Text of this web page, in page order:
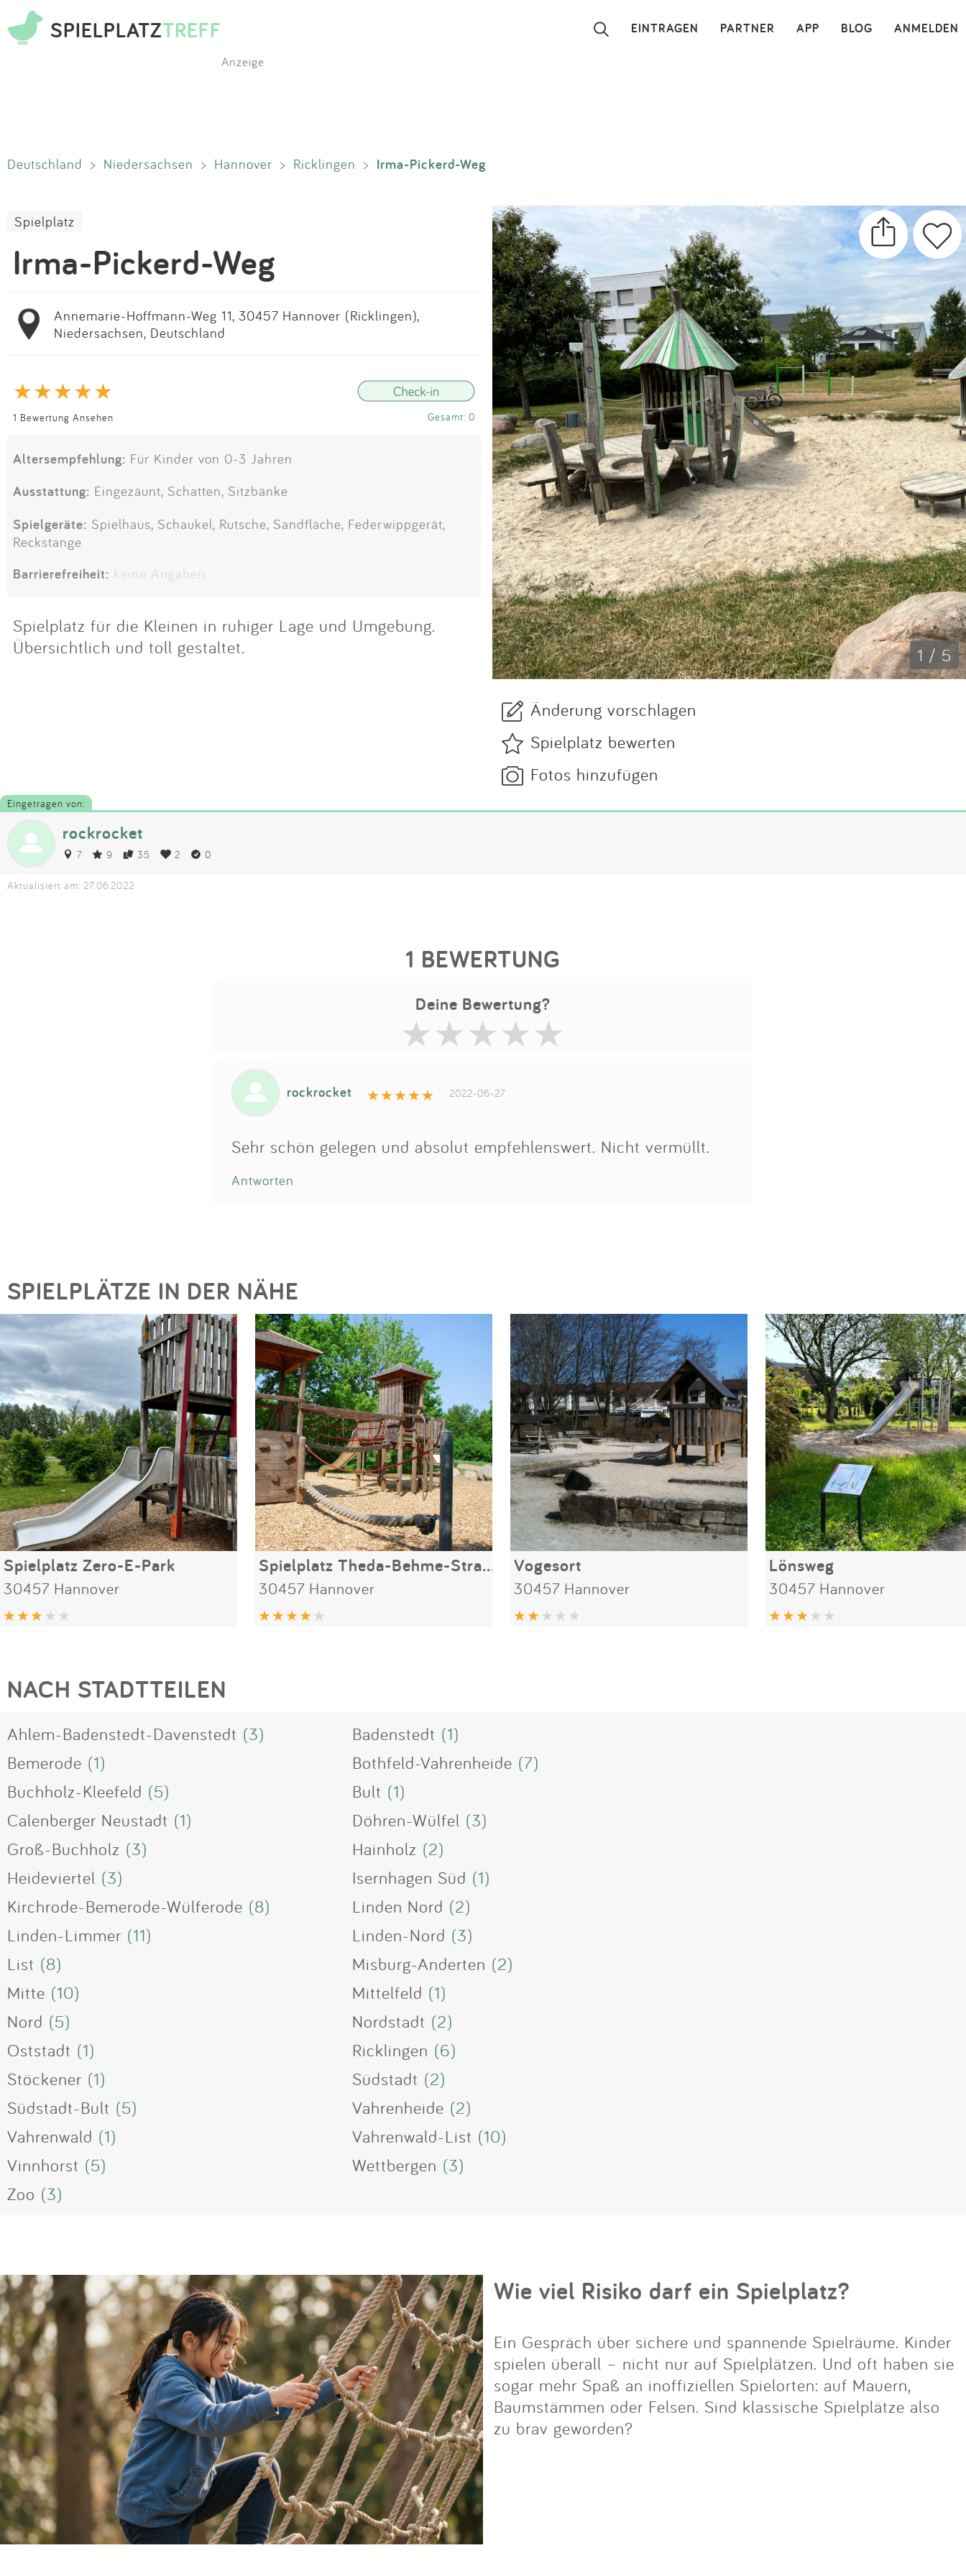
SPIELPLATZTREFF ANMELDEN
BLOG
APP
PARTNER
EINTRAGEN ×
App
Blog
Partner
Kontakt
Impressum
Anmelden
Anzeige
Deutschland > Niedersachsen > Hannover > Ricklingen > Irma-Pickerd-Weg
Spielplatz
Irma-Pickerd-Weg
Annemarie-Hoffmann-Weg 11, 30457 Hannover (Ricklingen),
Niedersachsen, Deutschland
1 Bewertung Ansehen Gesamt: 0
Altersempfehlung: Für Kinder von 0-3 Jahren
Ausstattung: Eingezäunt, Schatten, Sitzbänke
Spielgeräte: Spielhaus, Schaukel, Rutsche, Sandfläche, Federwippgerät,
Reckstange
Barrierefreiheit: keine Angaben
Spielplatz für die Kleinen in ruhiger Lage und Umgebung.
Übersichtlich und toll gestaltet.
1 / 5
Änderung vorschlagen
Spielplatz bewerten
Fotos hinzufügen
Eingetragen von:
rockrocket
7 9 35 2 0
Aktualisiert am: 27.06.2022
1 BEWERTUNG
Deine Bewertung?
rockrocket 2022-06-27
Sehr schön gelegen und absolut empfehlenswert. Nicht vermüllt.
Antworten
SPIELPLÄTZE IN DER NÄHE
Spielplatz Zero-E-Park
30457 Hannover
Spielplatz Theda-Behme-Straße
30457 Hannover
Vogesort
30457 Hannover
Lönsweg
30457 Hannover
NACH STADTTEILEN
Ahlem-Badenstedt-Davenstedt (3) Badenstedt (1)
Bemerode (1) Bothfeld-Vahrenheide (7)
Buchholz-Kleefeld (5) Bult (1)
Calenberger Neustadt (1) Döhren-Wülfel (3)
Groß-Buchholz (3) Hainholz (2)
Heideviertel (3) Isernhagen Süd (1)
Kirchrode-Bemerode-Wülferode (8) Linden Nord (2)
Linden-Limmer (11) Linden-Nord (3)
List (8) Misburg-Anderten (2)
Mitte (10) Mittelfeld (1)
Nord (5) Nordstadt (2)
Oststadt (1) Ricklingen (6)
Stöckener (1) Südstadt (2)
Südstadt-Bult (5) Vahrenheide (2)
Vahrenwald (1) Vahrenwald-List (10)
Vinnhorst (5) Wettbergen (3)
Zoo (3)
Wie viel Risiko darf ein Spielplatz?
Ein Gespräch über sichere und spannende Spielräume. Kinder
spielen überall – nicht nur auf Spielplätzen. Und oft haben sie
sogar mehr Spaß an inoffiziellen Spielorten: auf Mauern,
Baumstämmen oder Felsen. Sind klassische Spielplätze also
zu brav geworden?